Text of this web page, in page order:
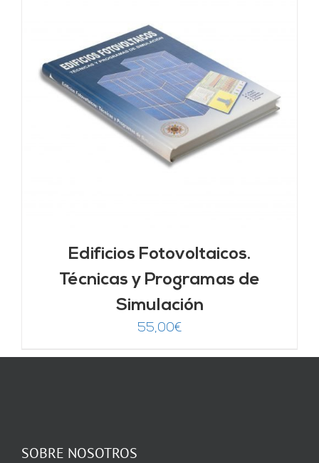
Edificios Fotovoltaicos.
Técnicas y Programas de
Simulación
55,00€
SOBRE NOSOTROS